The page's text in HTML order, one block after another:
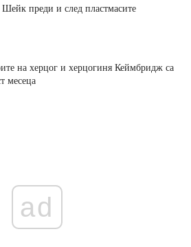
преди и след пластмасите
на херцог и херцогиня Кеймбридж са
месеца
ad